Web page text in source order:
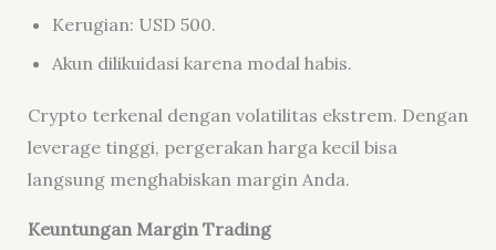
Kerugian: USD 500.
Akun dilikuidasi karena modal habis.
Crypto terkenal dengan volatilitas ekstrem. Dengan
leverage tinggi, pergerakan harga kecil bisa
langsung menghabiskan margin Anda.
Keuntungan Margin Trading